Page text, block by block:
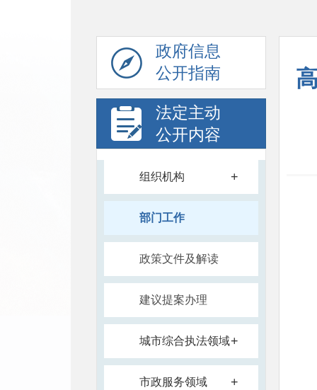
政府信息
公开指南
法定主动
公开内容
组织机构 +
部门工作
政策文件及解读
建议提案办理
城市综合执法领域+
市政服务领域 +